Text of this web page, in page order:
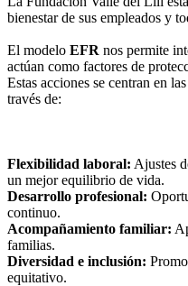
bienestar de sus empleados y
El modelo EFR nos permite
actúan como factores de
Estas acciones se centran en
través de:
Flexibilidad laboral: Ajustes
un mejor equilibrio de vida.
Desarrollo profesional:
continuo.
Acompañamiento familiar:
familias.
Diversidad e inclusión:
equitativo.